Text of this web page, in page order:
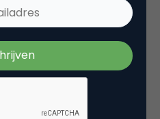
te zijn, maar geen bank